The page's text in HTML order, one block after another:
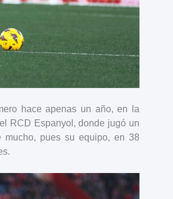
hace apenas un año, en la
RCD Espanyol, donde jugó un
pues su equipo, en 38